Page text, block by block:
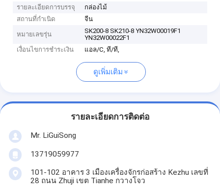
รายละเอียดการบรรจุ
กล่องไม้
สถานที่กำเนิด
จีน
หมายเลขรุ่น
SK200-8 SK210-8 YN32W00019F1
YN32W00022F1
เงื่อนไขการชำระเงิน
แอล/C, ที/ที,
ดูเพิ่มเติม
รายละเอียดการติดต่อ
Mr. LiGuiSong
13719059977
101-102 อาคาร 3 เมืองเครื่องจักรก่อสร้าง Kezhu เลขที่
28 ถนน Zhuji เขต Tianhe กวางโจว